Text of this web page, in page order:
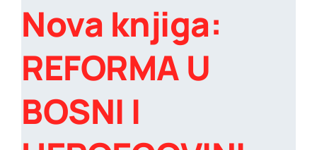
Nova knjiga:
REFORMA U
BOSNI I